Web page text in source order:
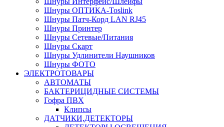
Шнуры ОПТИКА-Toslink
Шнуры Патч-Корд LAN RJ45
Шнуры Принтер
Шнуры Сетевые/Питания
Шнуры Скарт
Шнуры Удлинители Наушников
Шнуры ФОТО
ЭЛЕКТРОТОВАРЫ
АВТОМАТЫ
БАКТЕРИЦИДНЫЕ СИСТЕМЫ
Гофра ПВХ
Клипсы
ДАТЧИКИ,ДЕТЕКТОРЫ